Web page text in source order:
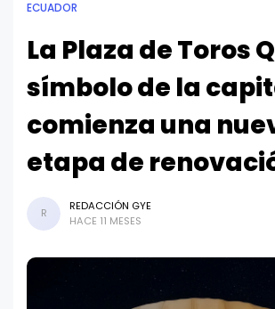
ECUADOR
La Plaza de Toros
símbolo de la
comienza una
etapa de
R
REDACCIÓN GYE
HACE 11 MESES